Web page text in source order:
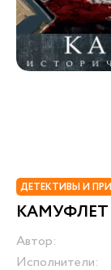
ДЕТЕКТИВЫ И
КАМУФЛЕТ
Автор:
Исполнители: